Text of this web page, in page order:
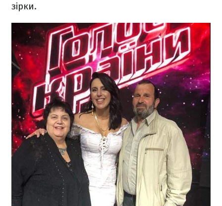
зірки.